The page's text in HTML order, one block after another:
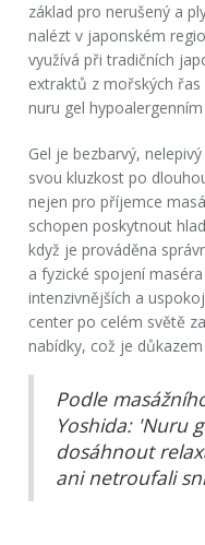
základ pro nerušený a
nalézt v japonském
využívá při tradičních
extraktů z mořských
nuru gel
Gel je bezbarvý,
svou kluzkost po
nejen pro příjemce
schopen poskytnout
když je prováděna
a fyzické spojení
intenzivnějších a
center po celém světě
nabídky, což je
Podle
Yoshida: 'Nuru
dosáhnout
ani netroufali